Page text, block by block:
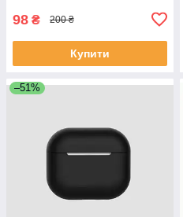
98 ₴ 200 ₴
Купити
–51%